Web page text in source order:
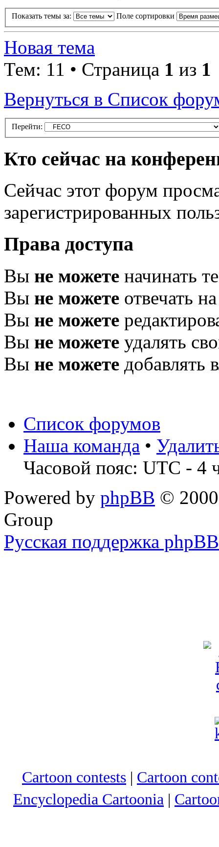
Показать темы за: Поле сортировки
Новая тема
Тем: 11 • Страница 1 из 1
Вернуться в Список
Перейти:
Кто сейчас на
Сейчас этот форум
зарегистрированных
Права доступа
Вы не можете начинать
Вы не можете отвечать
Вы не можете
Вы не можете удалять
Вы не можете добавлять
Список форумов
Наша команда •
Часовой пояс: UTC - 4
Powered by phpBB ©
Group
Русская поддержка phpBB
Cartoon contests | Cartoon
Encyclopedia Cartoonia |